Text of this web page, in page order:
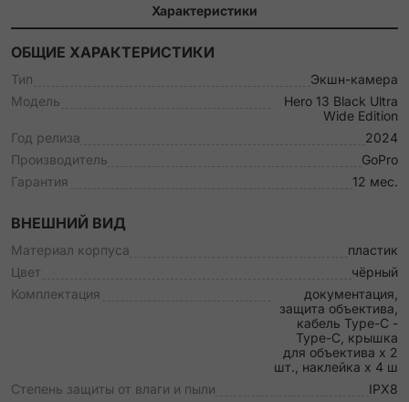
Характеристики
ОБЩИЕ ХАРАКТЕРИСТИКИ
Тип
Экшн-камера
Модель
Hero 13 Black Ultra
Wide Edition
Год релиза
2024
Производитель
GoPro
Гарантия
12 мес.
ВНЕШНИЙ ВИД
Материал корпуса
пластик
Цвет
чёрный
Комплектация
документация,
защита объектива,
кабель Type-C -
Type-C, крышка
для объектива х 2
шт., наклейка x 4 ш
Степень защиты от влаги и пыли
IPX8